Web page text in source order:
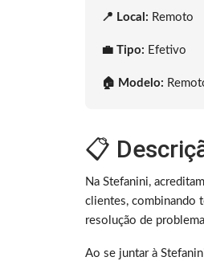
📍 Local: Remoto
💼 Tipo: Efetivo
🏠 Modelo:
📋
Na Stefanini,
clientes, combinando
resolução de
Ao se juntar à